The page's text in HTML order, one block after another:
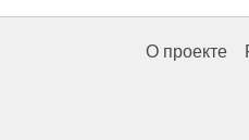
О проекте